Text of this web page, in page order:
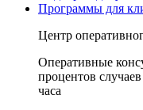
Программы для
Центр
Оперативные
процентов
часа